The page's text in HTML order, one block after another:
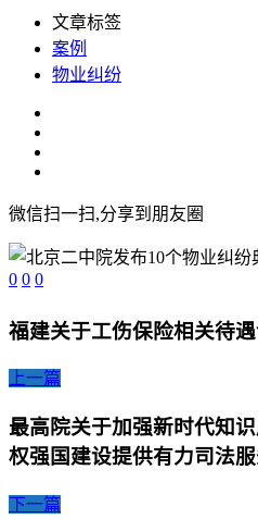
文章标签
案例
物业纠纷
微信扫一扫,分享到朋友圈
0 0 0
福建关于工伤保险相关待
上一篇
最高院关于加强新时代知
权强国建设提供有力司法
下一篇